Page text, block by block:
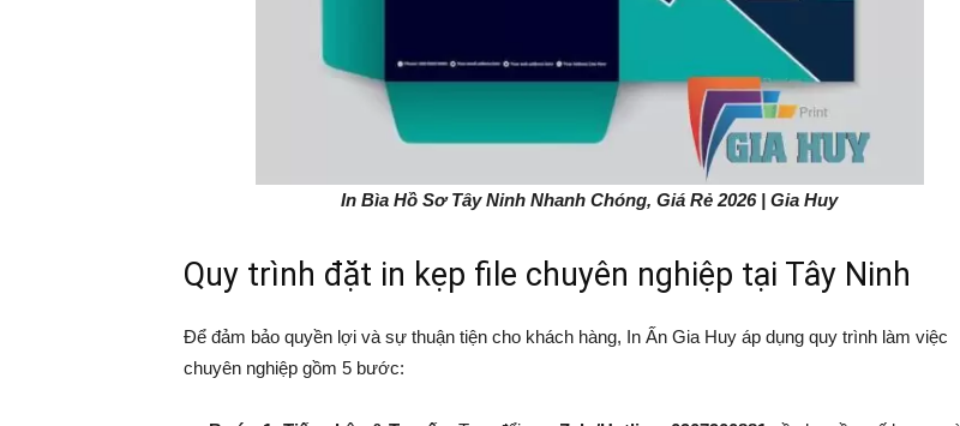
In Bìa Hồ Sơ Tây Ninh Nhanh Chóng, Giá Rẻ 2026 | Gia Huy
Quy trình đặt in kẹp file chuyên nghiệp tại Tây Ninh
Để đảm bảo quyền lợi và sự thuận tiện cho khách hàng, In Ấn Gia Huy áp dụng quy trình làm việc
chuyên nghiệp gồm 5 bước: